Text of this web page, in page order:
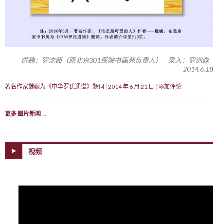
供稿：罗沈茹（原北京301医院书画苑负责人） 录入：罗训森
2014.6.18
著名作家魏巍为《中华罗氏通谱》题词 2014 年 6 月 21 日 添加评论
更多 图片新闻 →
视频